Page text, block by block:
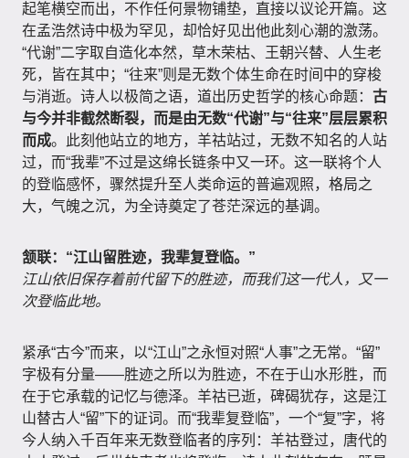
起笔横空而出，不作任何景物铺垫，直接以议论开篇。这
在孟浩然诗中极为罕见，却恰好见出他此刻心潮的激荡。
“代谢”二字取自造化本然，草木荣枯、王朝兴替、人生老
死，皆在其中；“往来”则是无数个体生命在时间中的穿梭
与消逝。诗人以极简之语，道出历史哲学的核心命题： 古
与今并非截然断裂，而是由无数“代谢”与“往来”层层累积
而成。此刻他站立的地方，羊祜站过，无数不知名的人站
过，而“我辈”不过是这绵长链条中又一环。这一联将个人
的登临感怀，骤然提升至人类命运的普遍观照，格局之
大，气魄之沉，为全诗奠定了苍茫深远的基调。
颔联：“江山留胜迹，我辈复登临。”
江山依旧保存着前代留下的胜迹，而我们这一代人，又一
次登临此地。
紧承“古今”而来，以“江山”之永恒对照“人事”之无常。“留”
字极有分量——胜迹之所以为胜迹，不在于山水形胜，而
在于它承载的记忆与德泽。羊祜已逝，碑碣犹存，这是江
山替古人“留”下的证词。而“我辈复登临”，一个“复”字，将
今人纳入千百年来无数登临者的序列：羊祜登过，唐代的